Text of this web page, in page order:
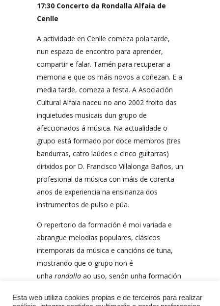
17:30 Concerto da Rondalla Alfaia de
Cenlle
A actividade en Cenlle comeza pola tarde,
nun espazo de encontro para aprender,
compartir e falar. Tamén para recuperar a
memoria e que os máis novos a coñezan. E a
media tarde, comeza a festa. A Asociación
Cultural Alfaia naceu no ano 2002 froito das
inquietudes musicais dun grupo de
afeccionados á música. Na actualidade o
grupo está formado por doce membros (tres
bandurras, catro laúdes e cinco guitarras)
dirixidos por D. Francisco Villalonga Baños, un
profesional da música con máis de corenta
anos de experiencia na ensinanza dos
instrumentos de pulso e púa.
O repertorio da formación é moi variada e
abrangue melodías populares, clásicos
intemporais da música e cancións de tuna,
mostrando que o grupo non é
unha rondalla ao uso, senón unha formación
Esta web utiliza cookies propias e de terceiros para realizar